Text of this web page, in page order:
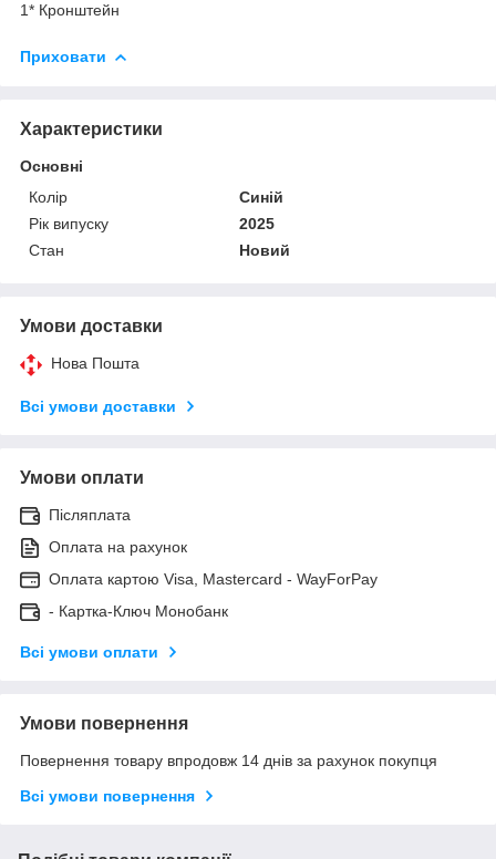
1* Кронштейн
Приховати
Характеристики
Основні
Колір
Синій
Рік випуску
2025
Стан
Новий
Умови доставки
Нова Пошта
Всі умови доставки
Умови оплати
Післяплата
Оплата на рахунок
Оплата картою Visa, Mastercard - WayForPay
- Картка-Ключ Монобанк
Всі умови оплати
Умови повернення
Повернення товару впродовж 14 днів за рахунок покупця
Всі умови повернення